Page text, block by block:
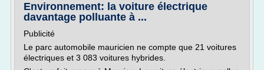
Environnement: la voiture électrique
davantage polluante à ...
Publicité
Le parc automobile mauricien ne compte que 21 voitures
électriques et 3 083 voitures hybrides.